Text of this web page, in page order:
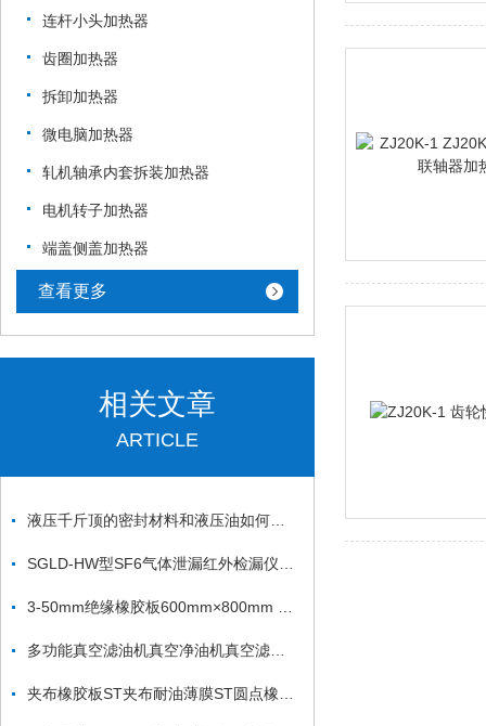
连杆小头加热器
齿圈加热器
拆卸加热器
微电脑加热器
轧机轴承内套拆装加热器
电机转子加热器
端盖侧盖加热器
查看更多
相关文章
ARTICLE